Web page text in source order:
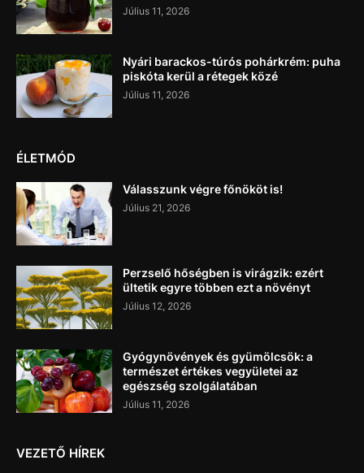
Július 11, 2026
Nyári barackos-túrós pohárkrém: puha
piskóta kerül a rétegek közé
Július 11, 2026
ÉLETMÓD
Válasszunk végre főnököt is!
Július 21, 2026
Perzselő hőségben is virágzik: ezért
ültetik egyre többen ezt a növényt
Július 12, 2026
Gyógynövények és gyümölcsök: a
természet értékes vegyületei az
egészség szolgálatában
Július 11, 2026
VEZETŐ HÍREK